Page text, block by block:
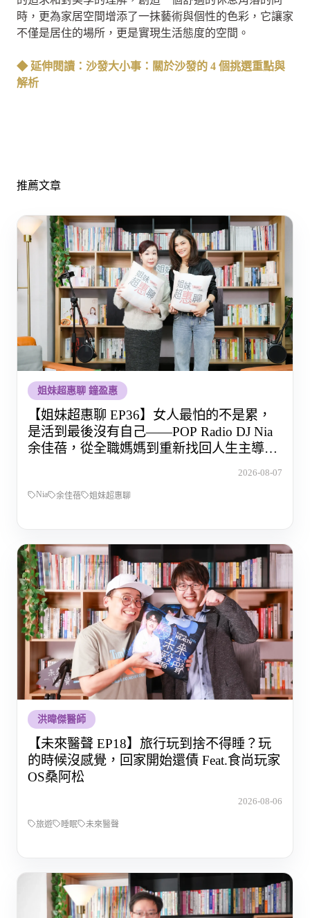
時，更為家居空間增添了一抹藝術與個性的色彩，它讓家
不僅是居住的場所，更是實現生活態度的空間。
◆ 延伸閱讀：沙發大小事：關於沙發的 4 個挑選重點與
解析
推薦文章
姐妹超惠聊 鐘盈惠
【姐妹超惠聊 EP36】女人最怕的不是累，
是活到最後沒有自己——POP Radio DJ Nia
余佳蓓，從全職媽媽到重新找回人生主導權
2026-08-07
Nia 余佳蓓 姐妹超惠聊
洪暐傑醫師
【未來醫聲 EP18】旅行玩到捨不得睡？玩
的時候沒感覺，回家開始還債 Feat.食尚玩家
OS桑阿松
2026-08-06
旅遊 睡眠 未來醫聲